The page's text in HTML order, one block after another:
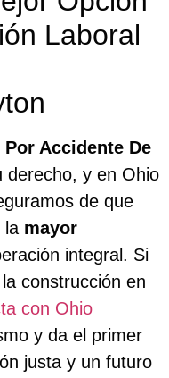
Laboral
Accidente De
derecho, y en Ohio
de que
la mayor
integral. Si
construcción en
con Ohio
y da el primer
justa y un futuro